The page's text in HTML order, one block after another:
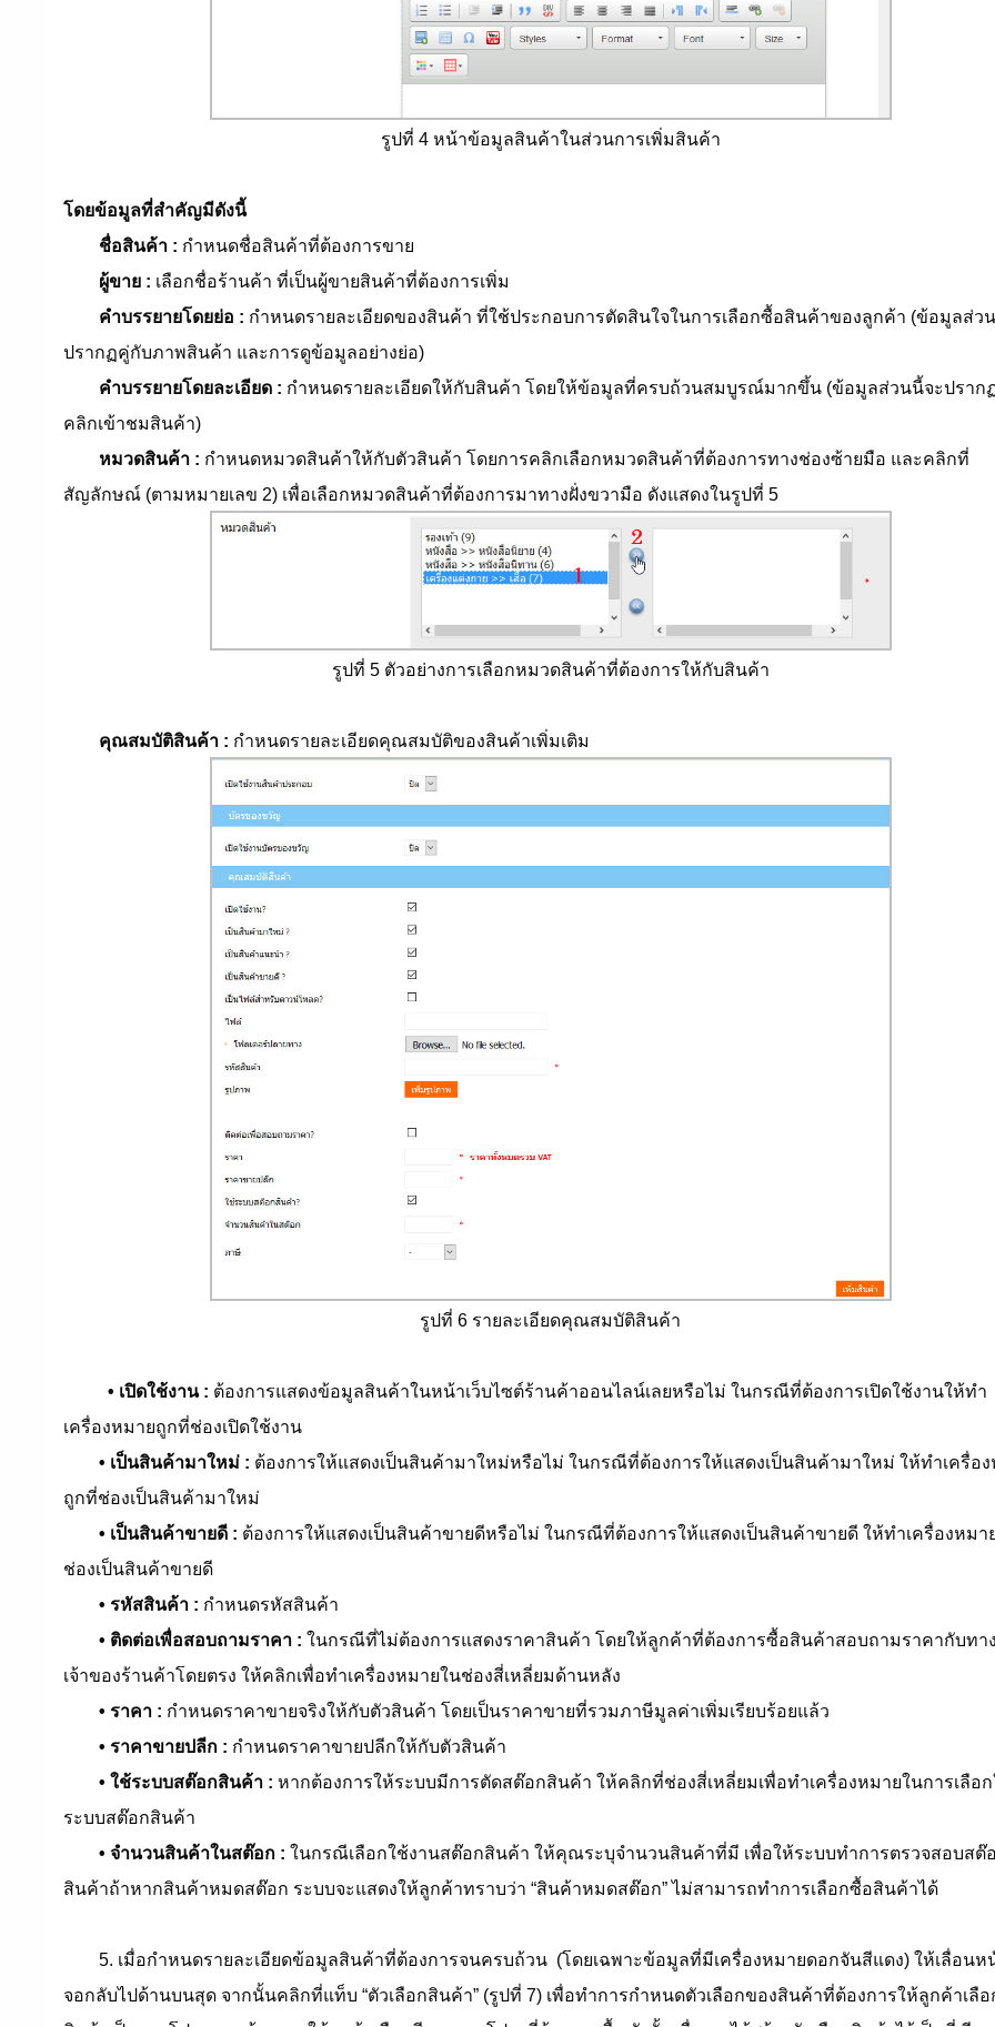
รูปที่ 4 หน้าข้อมูลสินค้าในส่วนการเพิ่มสินค้า
โดยข้อมูลที่สำคัญมีดังนี้
ชื่อสินค้า : กำหนดชื่อสินค้าที่ต้องการขาย
ผู้ขาย : เลือกชื่อร้านค้า ที่เป็นผู้ขายสินค้าที่ต้องการเพิ่ม
คำบรรยายโดยย่อ : กำหนดรายละเอียดของสินค้า ที่ใช้ประกอบการตัดสินใจในการเลือกซื้อสินค้าของลูกค้า (ข้อมูลส่ว
ปรากฏคู่กับภาพสินค้า และการดูข้อมูลอย่างย่อ)
คำบรรยายโดยละเอียด : กำหนดรายละเอียดให้กับสินค้า โดยให้ข้อมูลที่ครบถ้วนสมบูรณ์มากขึ้น (ข้อมูลส่วนนี้จะปราก
คลิกเข้าชมสินค้า)
หมวดสินค้า : กำหนดหมวดสินค้าให้กับตัวสินค้า โดยการคลิกเลือกหมวดสินค้าที่ต้องการทางช่องซ้ายมือ และคลิกที่
สัญลักษณ์ (ตามหมายเลข 2) เพื่อเลือกหมวดสินค้าที่ต้องการมาทางฝั่งขวามือ ดังแสดงในรูปที่ 5
รูปที่ 5 ตัวอย่างการเลือกหมวดสินค้าที่ต้องการให้กับสินค้า
คุณสมบัติสินค้า : กำหนดรายละเอียดคุณสมบัติของสินค้าเพิ่มเติม
รูปที่ 6 รายละเอียดคุณสมบัติสินค้า
• เปิดใช้งาน : ต้องการแสดงข้อมูลสินค้าในหน้าเว็บไซต์ร้านค้าออนไลน์เลยหรือไม่ ในกรณีที่ต้องการเปิดใช้งานให้ทำ
เครื่องหมายถูกที่ช่องเปิดใช้งาน
• เป็นสินค้ามาใหม่ : ต้องการให้แสดงเป็นสินค้ามาใหม่หรือไม่ ในกรณีที่ต้องการให้แสดงเป็นสินค้ามาใหม่ ให้ทำเครื่อ
ถูกที่ช่องเป็นสินค้ามาใหม่
• เป็นสินค้าขายดี : ต้องการให้แสดงเป็นสินค้าขายดีหรือไม่ ในกรณีที่ต้องการให้แสดงเป็นสินค้าขายดี ให้ทำเครื่องหมา
ช่องเป็นสินค้าขายดี
• รหัสสินค้า : กำหนดรหัสสินค้า
• ติดต่อเพื่อสอบถามราคา : ในกรณีที่ไม่ต้องการแสดงราคาสินค้า โดยให้ลูกค้าที่ต้องการซื้อสินค้าสอบถามราคากับทา
เจ้าของร้านค้าโดยตรง ให้คลิกเพื่อทำเครื่องหมายในช่องสี่เหลี่ยมด้านหลัง
• ราคา : กำหนดราคาขายจริงให้กับตัวสินค้า โดยเป็นราคาขายที่รวมภาษีมูลค่าเพิ่มเรียบร้อยแล้ว
• ราคาขายปลีก : กำหนดราคาขายปลีกให้กับตัวสินค้า
• ใช้ระบบสต๊อกสินค้า : หากต้องการให้ระบบมีการตัดสต๊อกสินค้า ให้คลิกที่ช่องสี่เหลี่ยมเพื่อทำเครื่องหมายในการเลือ
ระบบสต๊อกสินค้า
• จำนวนสินค้าในสต๊อก : ในกรณีเลือกใช้งานสต๊อกสินค้า ให้คุณระบุจำนวนสินค้าที่มี เพื่อให้ระบบทำการตรวจสอบสต๊
สินค้าถ้าหากสินค้าหมดสต๊อก ระบบจะแสดงให้ลูกค้าทราบว่า “สินค้าหมดสต๊อก” ไม่สามารถทำการเลือกซื้อสินค้าได้
5. เมื่อกำหนดรายละเอียดข้อมูลสินค้าที่ต้องการจนครบถ้วน (โดยเฉพาะข้อมูลที่มีเครื่องหมายดอกจันสีแดง) ให้เลื่อนห
จอกลับไปด้านบนสุด จากนั้นคลิกที่แท็บ “ตัวเลือกสินค้า” (รูปที่ 7) เพื่อทำการกำหนดตัวเลือกของสินค้าที่ต้องการให้ลูกค้าเลือ